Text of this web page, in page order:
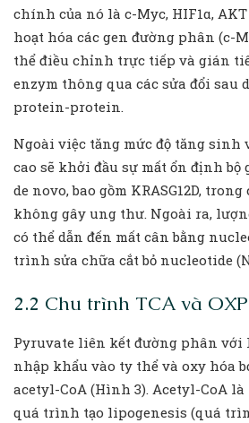
chính của nó là c-Myc, HIF1α, AKT
hoạt hóa các gen đường phân (c-
thể điều chỉnh trực tiếp và gián
enzym thông qua các sửa đổi sau
protein-protein.
Ngoài việc tăng mức độ tăng sinh
cao sẽ khởi đầu sự mất ổn định bộ
de novo, bao gồm KRASG12D,
không gây ung thư. Ngoài ra,
có thể dẫn đến mất cân bằng
trình sửa chữa cắt bỏ nucleotide
2.2 Chu trình TCA và
Pyruvate liên kết đường phân với
nhập khẩu vào ty thể và oxy hóa
acetyl-CoA (Hình 3). Acetyl-CoA
quá trình tạo lipogenesis (quá